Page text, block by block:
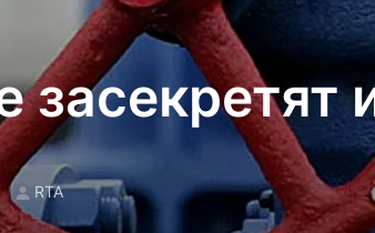
засекретят
RTA